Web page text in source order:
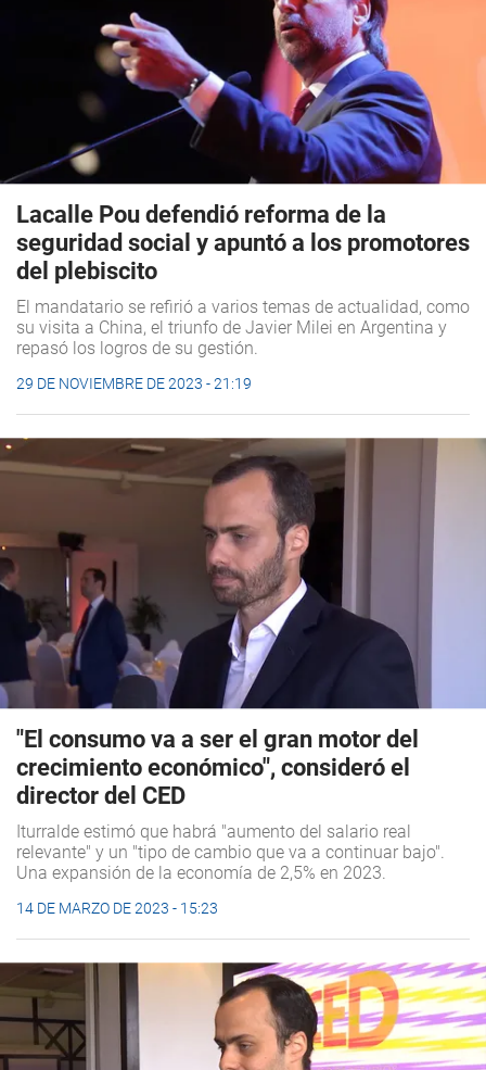
Lacalle Pou defendió reforma de la
seguridad social y apuntó a los promotores
del plebiscito
El mandatario se refirió a varios temas de actualidad, como
su visita a China, el triunfo de Javier Milei en Argentina y
repasó los logros de su gestión.
29 DE NOVIEMBRE DE 2023 - 21:19
"El consumo va a ser el gran motor del
crecimiento económico", consideró el
director del CED
Iturralde estimó que habrá "aumento del salario real
relevante" y un "tipo de cambio que va a continuar bajo".
Una expansión de la economía de 2,5% en 2023.
14 DE MARZO DE 2023 - 15:23